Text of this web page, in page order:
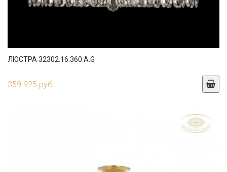
ЛЮСТРА 32302.16.360.A.G
359 925 руб.